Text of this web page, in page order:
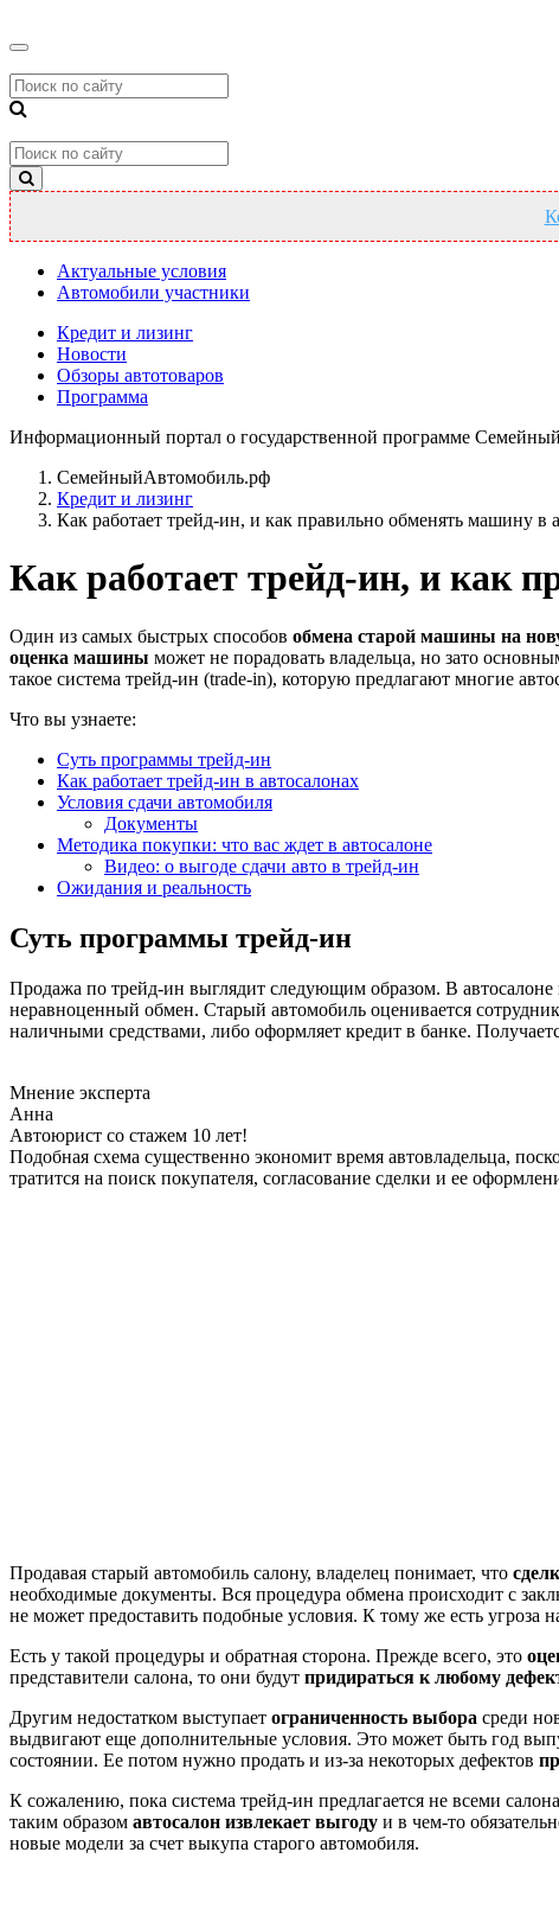
Актуальные условия
Автомобили участники
Кредит и лизинг
Новости
Обзоры автотоваров
Программа
Информационный портал о государственной программе
СемейныйАвтомобиль.рф
Кредит и лизинг
Как работает трейд-ин, и как правильно обменять машину в
Как работает трейд-ин, и как
Один из самых быстрых способов обмена старой машины на
оценка машины может не порадовать владельца, но зато
такое система трейд-ин (trade-in), которую предлагают многие
Что вы узнаете:
Суть программы трейд-ин
Как работает трейд-ин в автосалонах
Условия сдачи автомобиля
Документы
Методика покупки: что вас ждет в автосалоне
Видео: о выгоде сдачи авто в трейд-ин
Ожидания и реальность
Суть программы трейд-ин
Продажа по трейд-ин выглядит следующим образом. В
неравноценный обмен. Старый автомобиль оценивается
наличными средствами, либо оформляет кредит в банке.
Мнение эксперта
Анна
Автоюрист со стажем 10 лет!
Подобная схема существенно экономит время автовладельца,
тратится на поиск покупателя, согласование сделки и ее
Продавая старый автомобиль салону, владелец понимает, что
необходимые документы. Вся процедура обмена происходит с
не может предоставить подобные условия. К тому же есть угроза
Есть у такой процедуры и обратная сторона. Прежде всего, это
представители салона, то они будут придираться к любому
Другим недостатком выступает ограниченность выбора среди
выдвигают еще дополнительные условия. Это может быть год
состоянии. Ее потом нужно продать и из-за некоторых дефектов
К сожалению, пока система трейд-ин предлагается не всеми
таким образом автосалон извлекает выгоду и в чем-то
новые модели за счет выкупа старого автомобиля.